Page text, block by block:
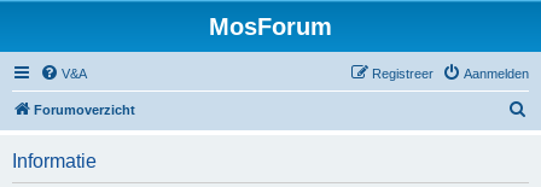
MosForum
V&A Aanmelden
Registreer
Forumoverzicht
Informatie